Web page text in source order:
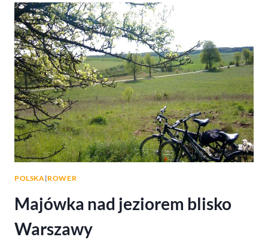
NAJPIĘKNIEJSZE
SZLAKI
POLSKA |ROWER
Majówka nad jeziorem blisko
Warszawy